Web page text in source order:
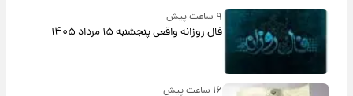
۹ ساعت پیش
فال روزانه واقعی پنجشنبه ۱۵ مرداد ۱۴۰۵
۱۶ ساعت پیش